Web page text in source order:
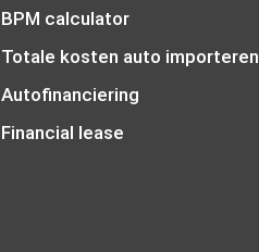
BPM calculator
Totale kosten auto importeren
Autofinanciering
Financial lease